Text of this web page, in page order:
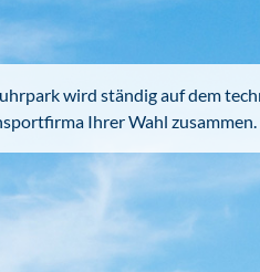
wird ständig auf dem
Ihrer Wahl zusammen.